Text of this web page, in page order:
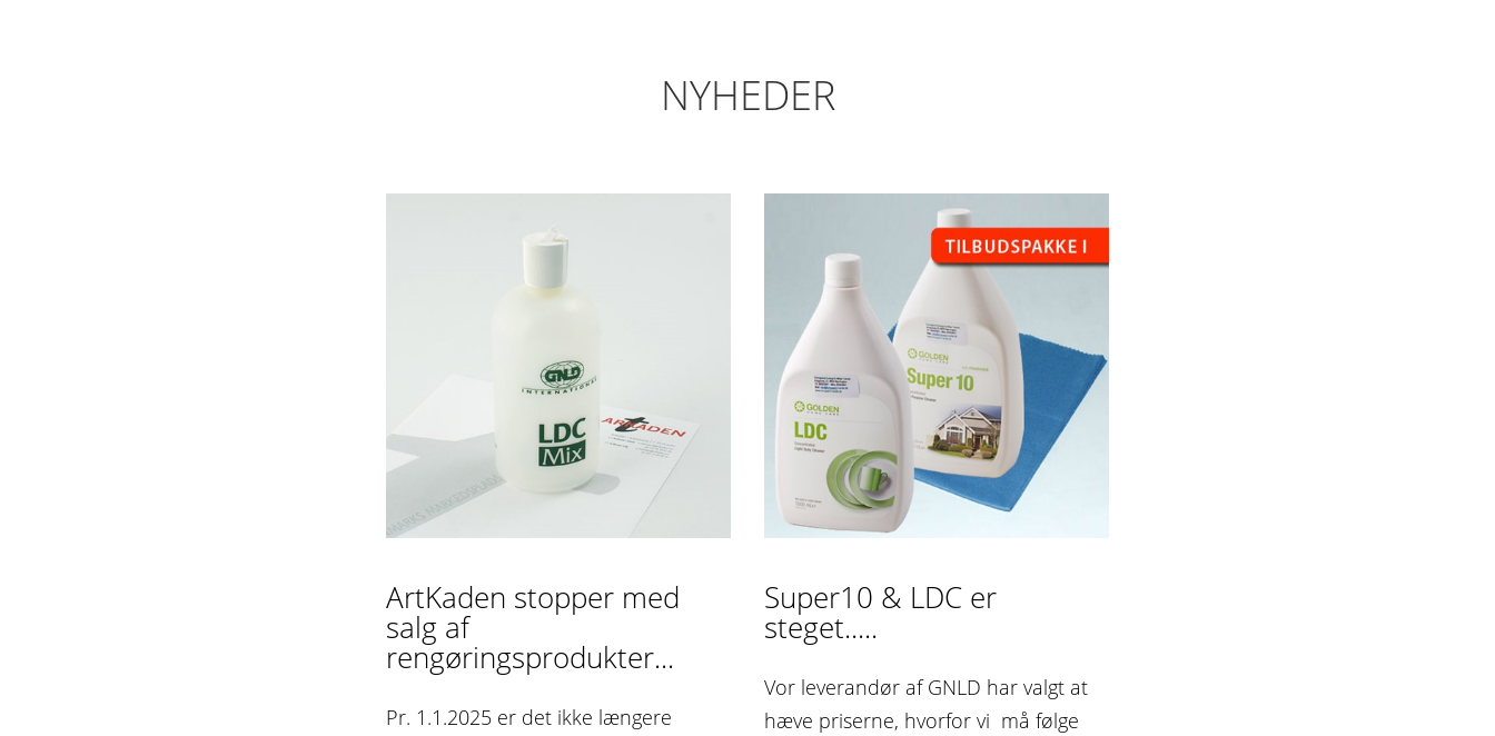
NYHEDER
ArtKaden stopper med
salg af
rengøringsprodukter...
Pr. 1.1.2025 er det ikke længere
Super10 & LDC er
steget.....
Vor leverandør af GNLD har valgt at
hæve priserne, hvorfor vi må følge